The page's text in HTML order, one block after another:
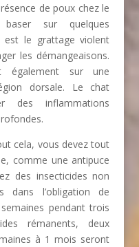
de poux chez le
sur quelques
est le grattage violent
les démangeaisons.
également sur une
dorsale. Le chat
des inflammations
vous devez tout
comme une antipuce
des insecticides non
dans l’obligation de
pendant trois
rémanents, deux
à 1 mois seront